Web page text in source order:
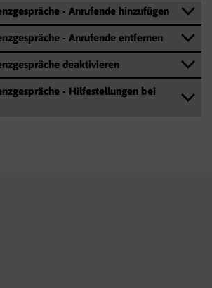
- Anrufende hinzufügen
- Anrufende entfernen
deaktivieren
- Hilfestellungen bei